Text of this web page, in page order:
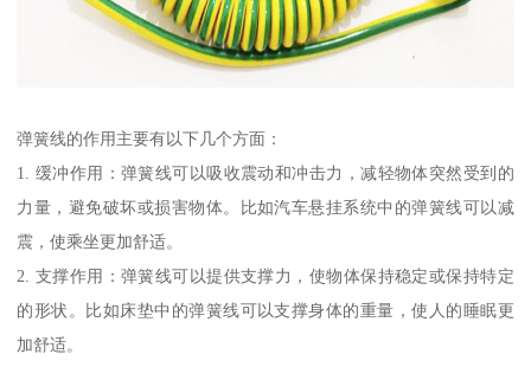
弹簧线的作用主要有以下几个方面：
1. 缓冲作用：弹簧线可以吸收震动和冲击力，减轻物体突然受到的
力量，避免破坏或损害物体。比如汽车悬挂系统中的弹簧线可以减
震，使乘坐更加舒适。
2. 支撑作用：弹簧线可以提供支撑力，使物体保持稳定或保持特定
的形状。比如床垫中的弹簧线可以支撑身体的重量，使人的睡眠更
加舒适。